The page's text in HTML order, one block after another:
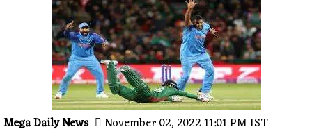
Mega Daily News November 02, 2022 11:01 PM IST